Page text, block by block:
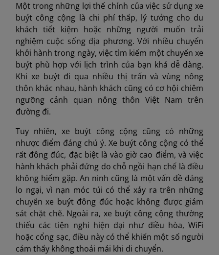
Một trong những lợi thế chính của việc sử dụng xe
buýt công cộng là chi phí thấp, lý tưởng cho du
khách tiết kiệm hoặc những người muốn trải
nghiệm cuộc sống địa phương. Với nhiều chuyến
khởi hành trong ngày, việc tìm kiếm một chuyến xe
buýt phù hợp với lịch trình của bạn khá dễ dàng.
Khi xe buýt đi qua nhiều thị trấn và vùng nông
thôn khác nhau, hành khách cũng có cơ hội chiêm
ngưỡng cảnh quan nông thôn Việt Nam trên
đường đi.
Tuy nhiên, xe buýt công cộng cũng có những
nhược điểm đáng chú ý. Xe buýt công cộng có thể
rất đông đúc, đặc biệt là vào giờ cao điểm, và việc
hành khách phải đứng do chỗ ngồi hạn chế là điều
không hiếm gặp. An ninh cũng là một vấn đề đáng
lo ngại, vì nạn móc túi có thể xảy ra trên những
chuyến xe buýt đông đúc hoặc không được giám
sát chặt chẽ. Ngoài ra, xe buýt công cộng thường
thiếu các tiện nghi hiện đại như điều hòa, WiFi
hoặc cổng sạc, điều này có thể khiến một số người
cảm thấy không thoải mái khi di chuyển.